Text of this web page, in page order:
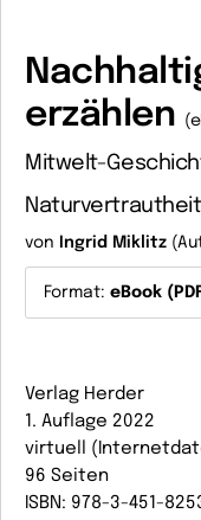
erzählen
Mitwelt-
Naturvertrautheit
von Ingrid Miklitz
Format: eBook
Verlag Herder
1. Auflage 2022
virtuell
96 Seiten
ISBN: 978-3-451-